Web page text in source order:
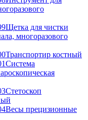
Щетка для чистки
многоразового
Транспортир костный
Система
Стетоскоп
Весы прецизионные